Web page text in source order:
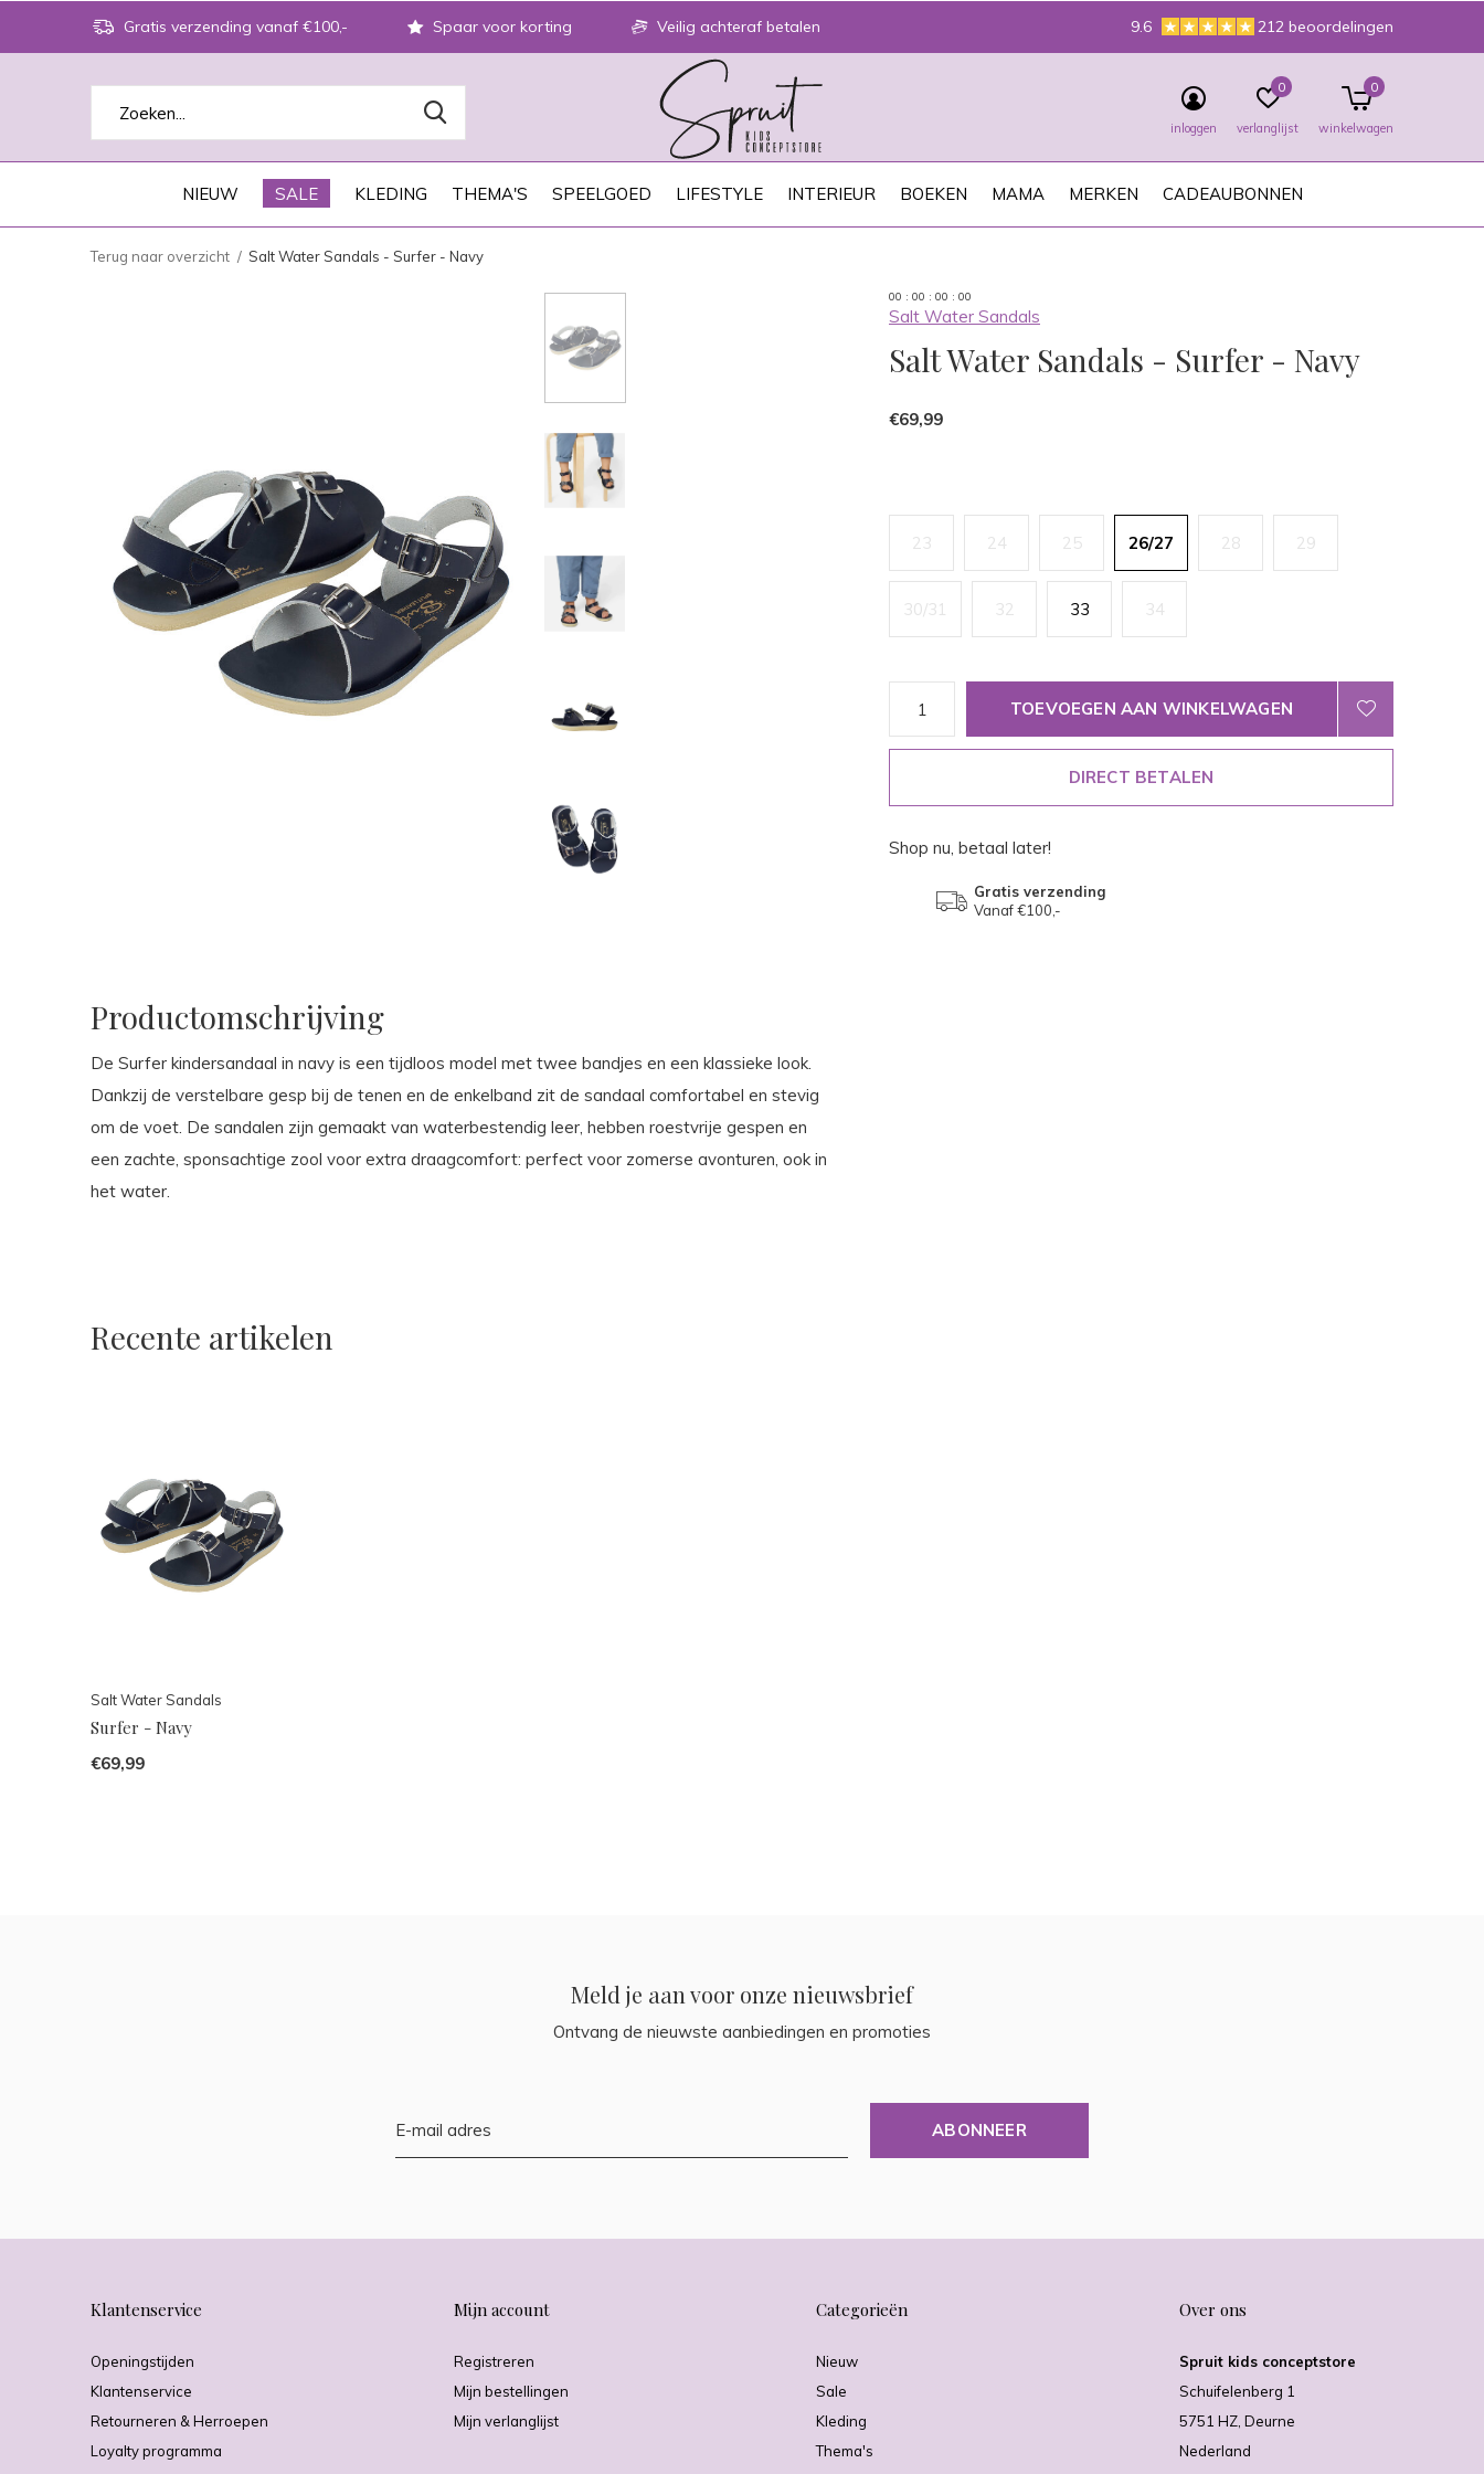
NIEUW SALE KLEDING THEMA'S SPEELGOED LIFESTYLE INTERIEUR BOEKEN MAMA MERKEN CADEAUBONNEN
inloggen verlanglijst
0
winkelwagen
0
Gratis verzending vanaf €100,- Spaar voor korting Veilig achteraf betalen 9.6 212 beoordelingen
Terug naar overzicht Salt Water Sandals - Surfer - Navy
00 : 00 : 00 : 00
Salt Water Sandals
Salt Water Sandals - Surfer - Navy
€69,99
23 24 25 26/27 28 29
30/31 32 33 34
TOEVOEGEN AAN WINKELWAGEN
DIRECT BETALEN
Shop nu, betaal later!
Gratis verzending
Vanaf €100,-
Productomschrijving
De Surfer kindersandaal in navy is een tijdloos model met twee bandjes en een klassieke look.
Dankzij de verstelbare gesp bij de tenen en de enkelband zit de sandaal comfortabel en stevig
om de voet. De sandalen zijn gemaakt van waterbestendig leer, hebben roestvrije gespen en
een zachte, sponsachtige zool voor extra draagcomfort: perfect voor zomerse avonturen, ook in
het water.
Recente artikelen
Salt Water Sandals
Surfer - Navy
€69,99
Meld je aan voor onze nieuwsbrief
Ontvang de nieuwste aanbiedingen en promoties
ABONNEER
Klantenservice
Openingstijden
Klantenservice
Retourneren & Herroepen
Loyalty programma
Mijn account
Registreren
Mijn bestellingen
Mijn verlanglijst
Categorieën
Nieuw
Sale
Kleding
Thema's
Over ons
Spruit kids conceptstore
Schuifelenberg 1
5751 HZ, Deurne
Nederland